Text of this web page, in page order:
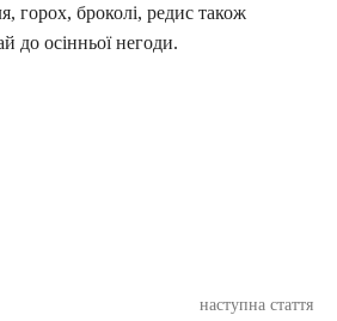
горох, броколі, редис також
до осінньої негоди.
наступна стаття